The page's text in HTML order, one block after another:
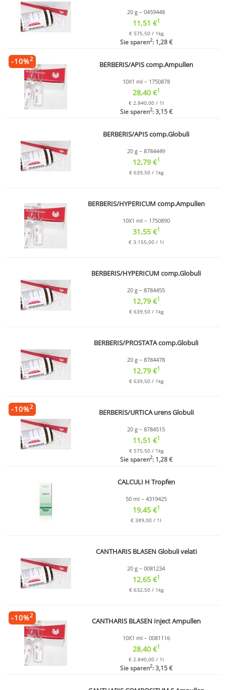
20 g – 0459448
11,51 €1
€ 575,50 / 1kg
Sie sparen2: 1,28 €
BERBERIS/APIS comp.Ampullen
10X1 ml – 1750878
28,40 €1
€ 2.840,00 / 1l
Sie sparen2: 3,15 €
-10%2
BERBERIS/APIS comp.Globuli
20 g – 8784449
12,79 €1
€ 639,50 / 1kg
BERBERIS/HYPERICUM comp.Ampullen
10X1 ml – 1750890
31,55 €1
€ 3.155,00 / 1l
BERBERIS/HYPERICUM comp.Globuli
20 g – 8784455
12,79 €1
€ 639,50 / 1kg
BERBERIS/PROSTATA comp.Globuli
20 g – 8784478
12,79 €1
€ 639,50 / 1kg
BERBERIS/URTICA urens Globuli
20 g – 8784515
11,51 €1
€ 575,50 / 1kg
Sie sparen2: 1,28 €
-10%2
CALCULI H Tropfen
50 ml – 4319425
19,45 €1
€ 389,00 / 1l
CANTHARIS BLASEN Globuli velati
20 g – 0081234
12,65 €1
€ 632,50 / 1kg
CANTHARIS BLASEN Inject Ampullen
10X1 ml – 0081116
28,40 €1
€ 2.840,00 / 1l
Sie sparen2: 3,15 €
-10%2